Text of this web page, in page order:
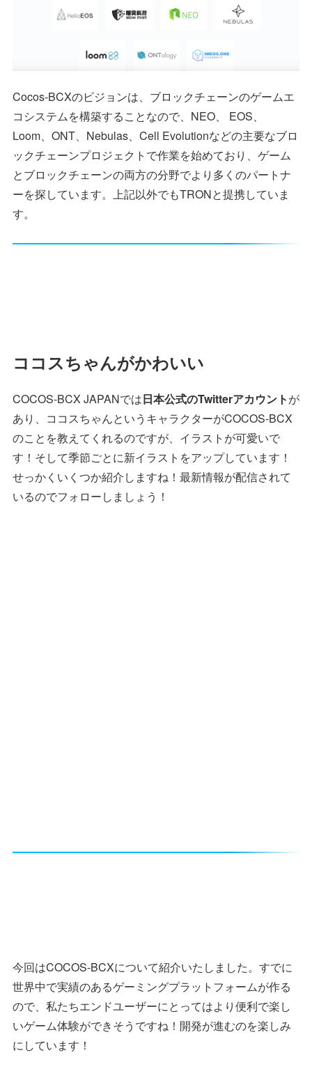
Cocos-BCXのビジョンは、ブロックチェーンのゲームエ
コシステムを構築することなので、NEO、 EOS、
Loom、ONT、Nebulas、Cell Evolutionなどの主要なブロ
ックチェーンプロジェクトで作業を始めており、ゲーム
とブロックチェーンの両方の分野でより多くのパートナ
ーを探しています。上記以外でもTRONと提携していま
す。
ココスちゃんがかわいい
COCOS-BCX JAPANでは日本公式のTwitterアカウントが
あり、ココスちゃんというキャラクターがCOCOS-BCX
のことを教えてくれるのですが、イラストが可愛いで
す！そして季節ごとに新イラストをアップしています！
せっかくいくつか紹介しますね！最新情報が配信されて
いるのでフォローしましょう！
今回はCOCOS-BCXについて紹介いたしました。すでに
世界中で実績のあるゲーミングプラットフォームが作る
ので、私たちエンドユーザーにとってはより便利で楽し
いゲーム体験ができそうですね！開発が進むのを楽しみ
にしています！